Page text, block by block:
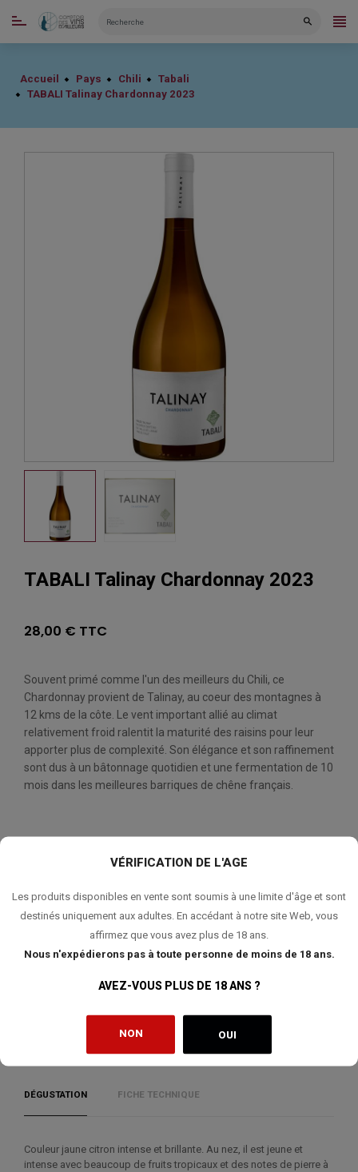
VÉRIFICATION DE L'AGE
Les produits disponibles en vente sont soumis à une limite d'âge et sont
destinés uniquement aux adultes. En accédant à notre site Web, vous
affirmez que vous avez plus de 18 ans.
Nous n'expédierons pas à toute personne de moins de 18 ans.
AVEZ-VOUS PLUS DE 18 ANS ?
NON OUI
CATÉGORIES
Accueil Pays Chili
Tabali
TABALI Talinay Chardonnay 2023
TABALI Talinay Chardonnay 2023
28,00 € TTC
Souvent primé comme l'un des meilleurs du Chili, ce
Chardonnay provient de Talinay, au coeur des montagnes à
12 kms de la côte. Le vent important allié au climat
relativement froid ralentit la maturité des raisins pour leur
apporter plus de complexité. Son élégance et son raffinement
sont dus à un bâtonnage quotidien et une fermentation de 10
mois dans les meilleures barriques de chêne français.
AJOUTER AU PANIER
AJOUTER À MA LISTE DE SOUHAITS
DÉGUSTATION FICHE TECHNIQUE
Couleur jaune citron intense et brillante. Au nez, il est jeune et
intense avec beaucoup de fruits tropicaux et des notes de pierre à